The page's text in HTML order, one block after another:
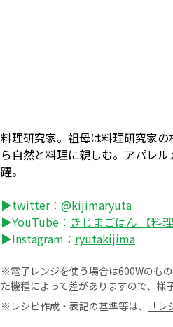
料理研究家。祖母は料理研究家
ら自然と料理に親しむ。アパレ
躍。
▶twitter： @kijimaryuta
▶YouTube： きじまごはん 【料
▶Instagram： ryutakijima
※電子レンジを使う場合は600Wのも
た機種によって差がありますので、様
※レシピ作成・表記の基準等は、
「